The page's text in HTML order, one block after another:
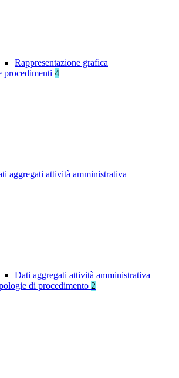
Rappresentazione grafica
procedimenti 4
aggregati attività amministrativa
Dati aggregati attività amministrativa
di procedimento 2